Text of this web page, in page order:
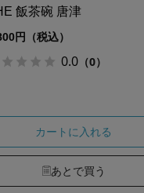
飯茶碗 唐津
円（税込）
0.0 （0）
カートに入れる
あとで買う